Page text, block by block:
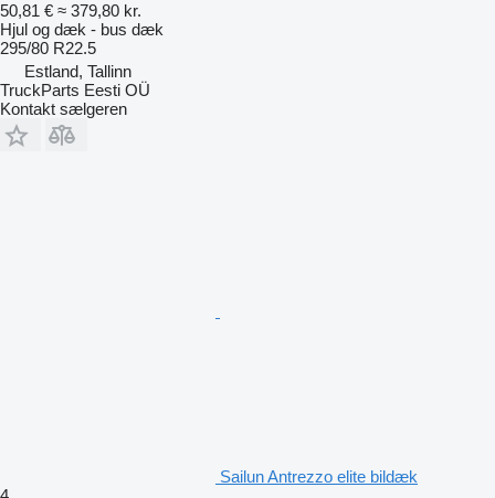
50,81 € ≈ 379,80 kr.
Hjul og dæk - bus dæk
295/80 R22.5
Estland, Tallinn
TruckParts Eesti OÜ
Kontakt sælgeren
Sailun Antrezzo elite bildæk